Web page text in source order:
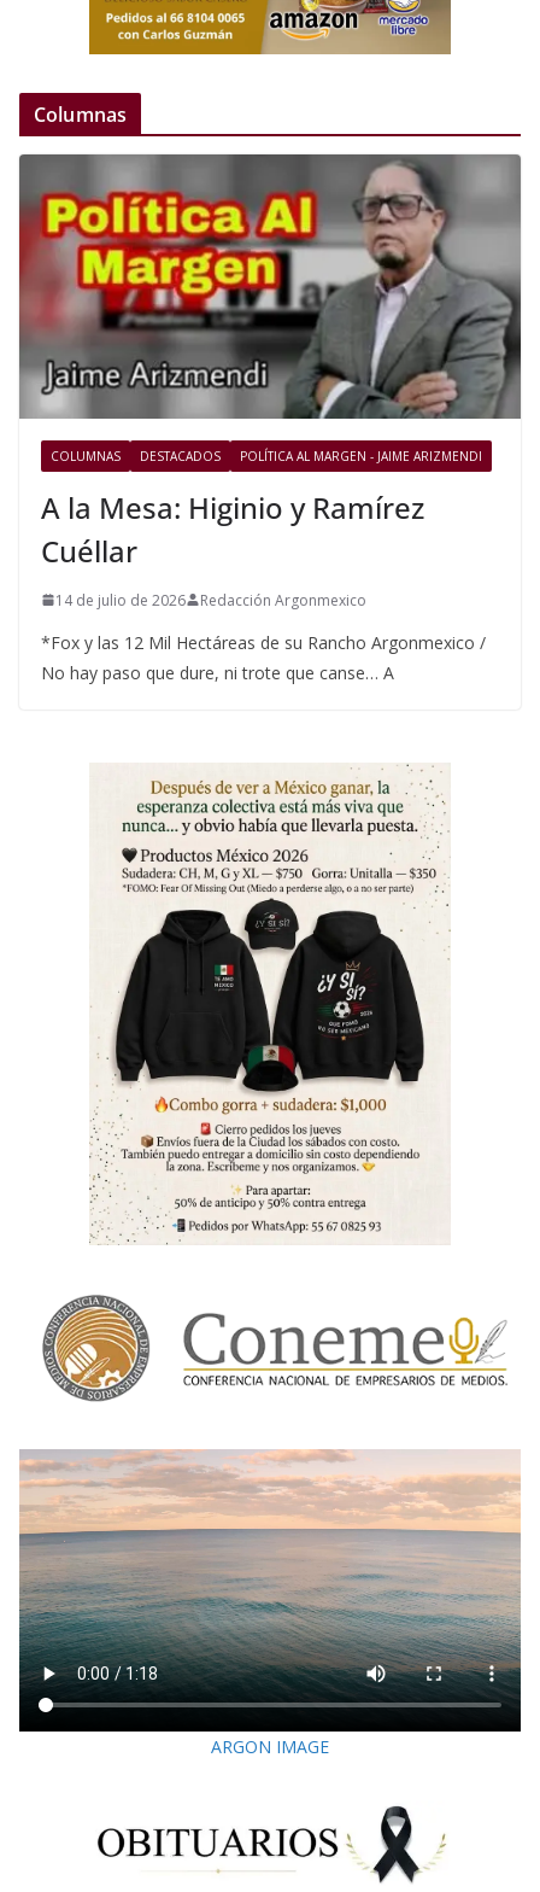
Columnas
COLUMNAS DESTACADOS POLÍTICA AL MARGEN - JAIME ARIZMENDI
A la Mesa: Higinio y Ramírez
Cuéllar
14 de julio de 2026 Redacción Argonmexico
*Fox y las 12 Mil Hectáreas de su Rancho Argonmexico /
No hay paso que dure, ni trote que canse… A
ARGON IMAGE